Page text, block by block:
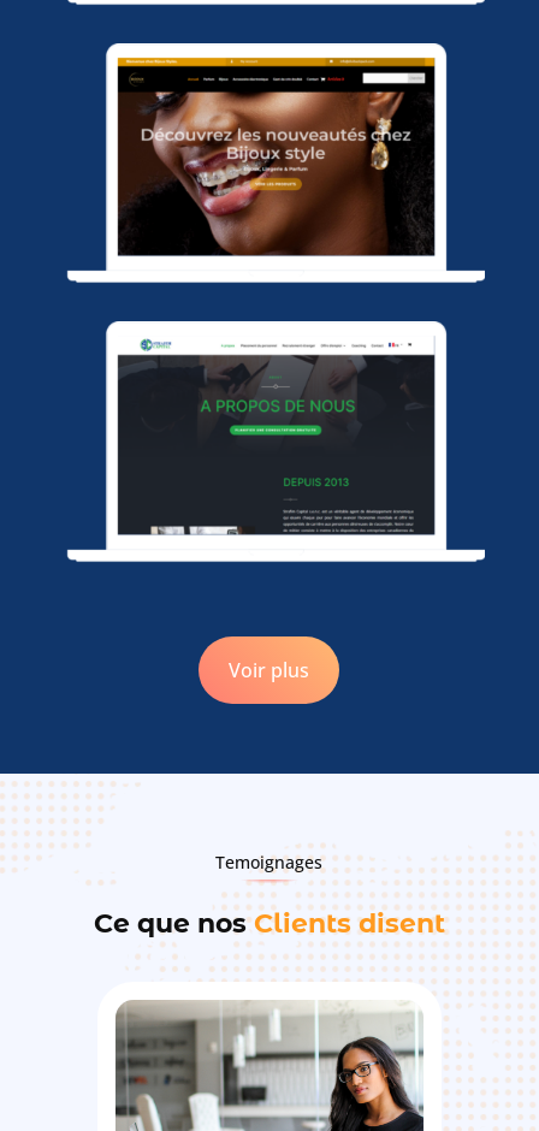
Voir plus
Temoignages
Ce que nosClients disent